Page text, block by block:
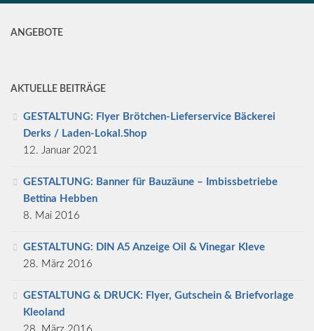
ANGEBOTE
AKTUELLE BEITRÄGE
GESTALTUNG: Flyer Brötchen-Lieferservice Bäckerei
Derks / Laden-Lokal.Shop
12. Januar 2021
GESTALTUNG: Banner für Bauzäune – Imbissbetriebe
Bettina Hebben
8. Mai 2016
GESTALTUNG: DIN A5 Anzeige Oil & Vinegar Kleve
28. März 2016
GESTALTUNG & DRUCK: Flyer, Gutschein & Briefvorlage
Kleoland